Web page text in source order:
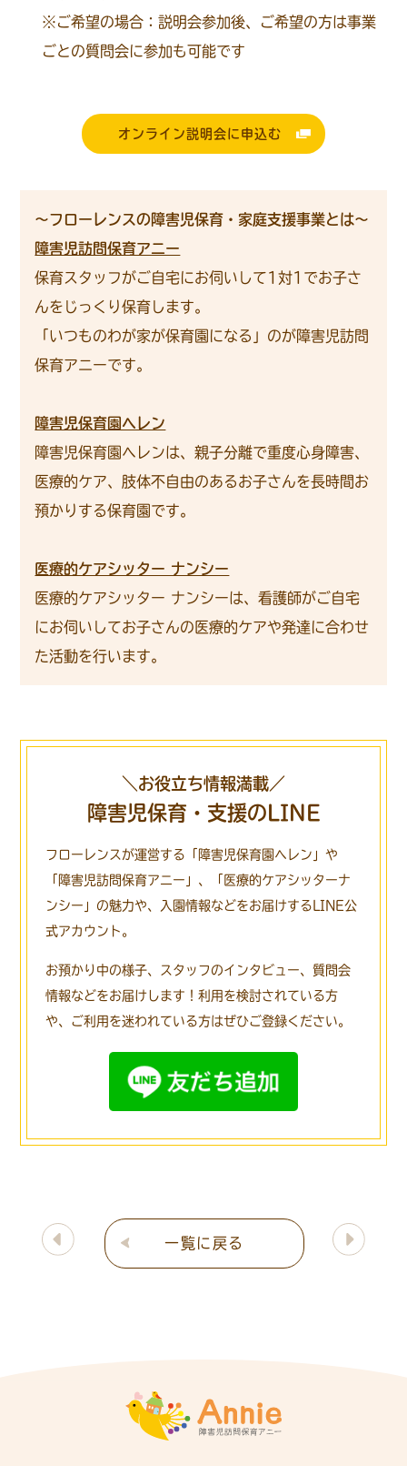
※ご希望の場合：説明会参加後、ご希望の方は事業
ごとの質問会に参加も可能です
オンライン説明会に申込む
～フローレンスの障害児保育・家庭支援事業とは～
障害児訪問保育アニー
保育スタッフがご自宅にお伺いして1対1でお子さ
んをじっくり保育します。
「いつものわが家が保育園になる」のが障害児訪問
保育アニーです。
障害児保育園ヘレン
障害児保育園ヘレンは、親子分離で重度心身障害、
医療的ケア、肢体不自由のあるお子さんを長時間お
預かりする保育園です。
医療的ケアシッター ナンシー
医療的ケアシッター ナンシーは、看護師がご自宅
にお伺いしてお子さんの医療的ケアや発達に合わせ
た活動を行います。
＼お役立ち情報満載／
障害児保育・支援のLINE
フローレンスが運営する「障害児保育園ヘレン」や
「障害児訪問保育アニー」、
「医療的ケアシッターナ
ンシー」の魅力や、入園情報などをお届けするLINE公
式アカウント。
お預かり中の様子、スタッフのインタビュー、質問会
情報などをお届けします！利用を検討されている方
や、ご利用を迷われている方はぜひご登録ください。
一覧に戻る